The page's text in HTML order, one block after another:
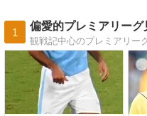
1
偏愛的プレミアリーグ